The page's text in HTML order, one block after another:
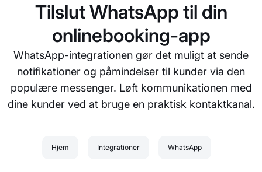
Tilslut WhatsApp til din
onlinebooking-app
WhatsApp-integrationen gør det muligt at sende
notifikationer og påmindelser til kunder via den
populære messenger. Løft kommunikationen med
dine kunder ved at bruge en praktisk kontaktkanal.
Hjem Integrationer WhatsApp